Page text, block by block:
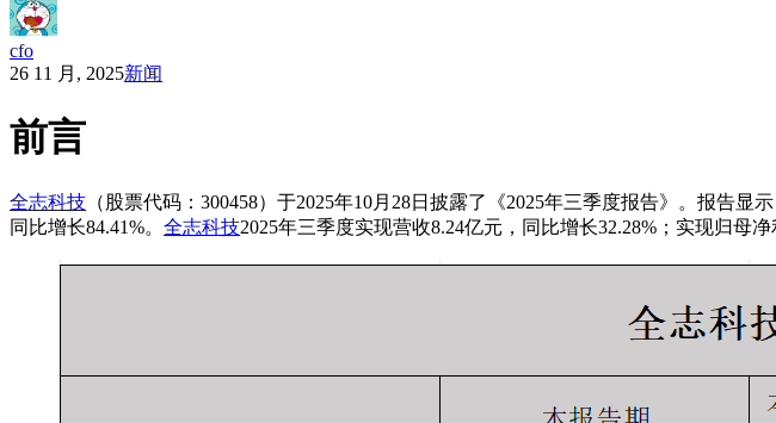
cfo
26 11 月, 2025新闻
前言
全志科技 （股票代码：300458）于2025年10月28日披露了《2025年三季度报告》。报告显示
同比增长84.41%。 全志科技2025年三季度实现营收8.24亿元，同比增长32.28%；实现归母净